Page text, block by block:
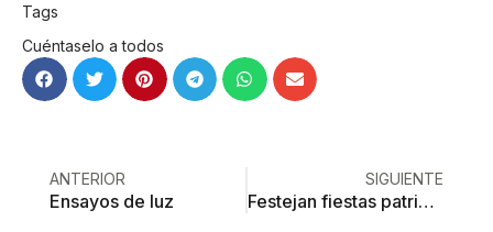
Tags
Cuéntaselo a todos
ANTERIOR
Ensayos de luz
SIGUIENTE
Festejan fiestas patrias en Cineteca mexiquense